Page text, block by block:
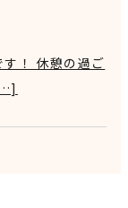
！ 休憩の過ご